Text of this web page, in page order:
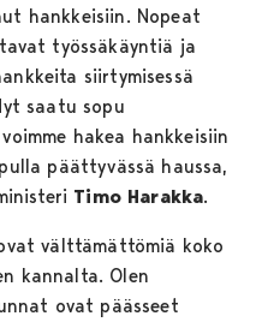
hankkeisiin. Nopeat
työssäkäyntiä ja
siirtymisessä
saatu sopu
hakea hankkeisiin
päättyvässä haussa,
Timo Harakka.
välttämättömiä koko
kannalta. Olen
ovat päässeet